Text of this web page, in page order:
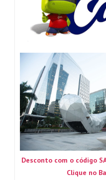
Desconto com o código
Clique no